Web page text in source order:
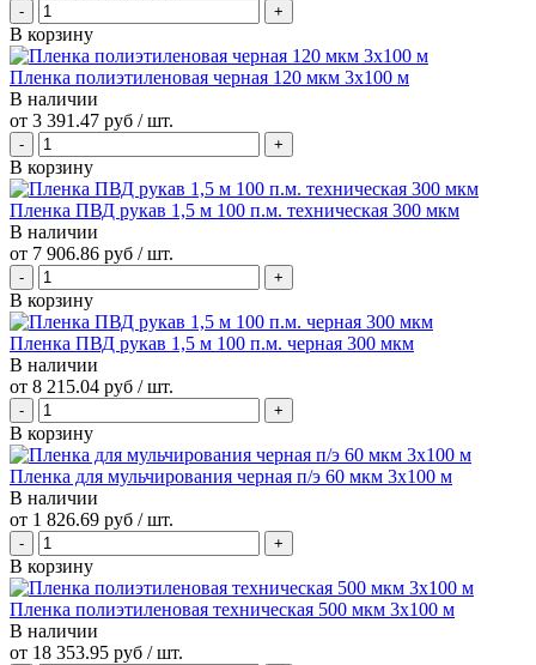
В корзину
Пленка полиэтиленовая черная 120 мкм 3х100 м
В наличии
от 3 391.47 руб / шт.
В корзину
Пленка ПВД рукав 1,5 м 100 п.м. техническая 300 мкм
В наличии
от 7 906.86 руб / шт.
В корзину
Пленка ПВД рукав 1,5 м 100 п.м. черная 300 мкм
В наличии
от 8 215.04 руб / шт.
В корзину
Пленка для мульчирования черная п/э 60 мкм 3х100 м
В наличии
от 1 826.69 руб / шт.
В корзину
Пленка полиэтиленовая техническая 500 мкм 3х100 м
В наличии
от 18 353.95 руб / шт.